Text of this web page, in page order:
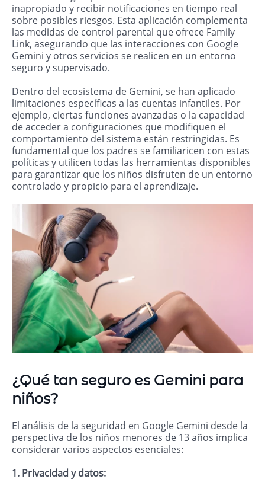
inapropiado y recibir notificaciones en tiempo real
sobre posibles riesgos. Esta aplicación complementa
las medidas de control parental que ofrece Family
Link, asegurando que las interacciones con Google
Gemini y otros servicios se realicen en un entorno
seguro y supervisado.
Dentro del ecosistema de Gemini, se han aplicado
limitaciones específicas a las cuentas infantiles. Por
ejemplo, ciertas funciones avanzadas o la capacidad
de acceder a configuraciones que modifiquen el
comportamiento del sistema están restringidas. Es
fundamental que los padres se familiaricen con estas
políticas y utilicen todas las herramientas disponibles
para garantizar que los niños disfruten de un entorno
controlado y propicio para el aprendizaje.
¿Qué tan seguro es Gemini para
niños?
El análisis de la seguridad en Google Gemini desde la
perspectiva de los niños menores de 13 años implica
considerar varios aspectos esenciales:
1. Privacidad y datos: